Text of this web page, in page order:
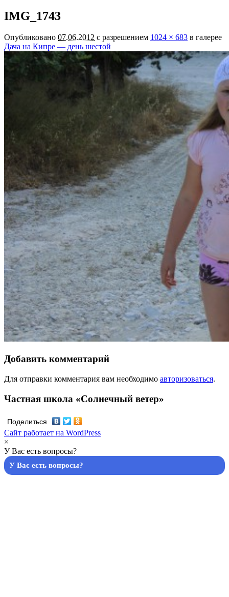
IMG_1743
Опубликовано 07.06.2012 с разрешением 1024 × 683 в галерее
Дача на Кипре — день шестой
Добавить комментарий
Для отправки комментария вам необходимо авторизоваться.
Частная школа «Солнечный ветер»
Поделиться
Сайт работает на WordPress
×
У Вас есть вопросы?
У Вас есть вопросы?